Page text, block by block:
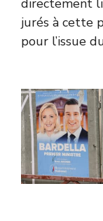
directement
jurés à cette
pour l’issue